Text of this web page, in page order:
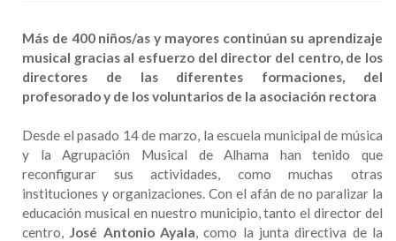
Más de 400 niños/as y mayores continúan su aprendizaje
musical gracias al esfuerzo del director del centro, de los
directores de las diferentes formaciones, del
profesorado y de los voluntarios de la asociación rectora
Desde el pasado 14 de marzo, la escuela municipal de música
y la Agrupación Musical de Alhama han tenido que
reconfigurar sus actividades, como muchas otras
instituciones y organizaciones. Con el afán de no paralizar la
educación musical en nuestro municipio, tanto el director del
centro, José Antonio Ayala, como la junta directiva de la